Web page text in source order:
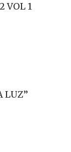
VOL 1
LUZ”